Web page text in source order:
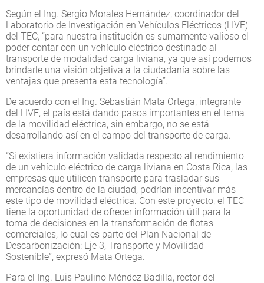
Según el Ing. Sergio Morales Hernández, coordinador del
Laboratorio de Investigación en Vehículos Eléctricos (LIVE)
del TEC, “para nuestra institución es sumamente valioso el
poder contar con un vehículo eléctrico destinado al
transporte de modalidad carga liviana, ya que así podemos
brindarle una visión objetiva a la ciudadanía sobre las
ventajas que presenta esta tecnología”.
De acuerdo con el Ing. Sebastián Mata Ortega, integrante
del LIVE, el país está dando pasos importantes en el tema
de la movilidad eléctrica, sin embargo, no se está
desarrollando así en el campo del transporte de carga.
“Si existiera información validada respecto al rendimiento
de un vehículo eléctrico de carga liviana en Costa Rica, las
empresas que utilicen transporte para trasladar sus
mercancías dentro de la ciudad, podrían incentivar más
este tipo de movilidad eléctrica. Con este proyecto, el TEC
tiene la oportunidad de ofrecer información útil para la
toma de decisiones en la transformación de flotas
comerciales, lo cual es parte del Plan Nacional de
Descarbonización: Eje 3, Transporte y Movilidad
Sostenible”, expresó Mata Ortega.
Para el Ing. Luis Paulino Méndez Badilla, rector del